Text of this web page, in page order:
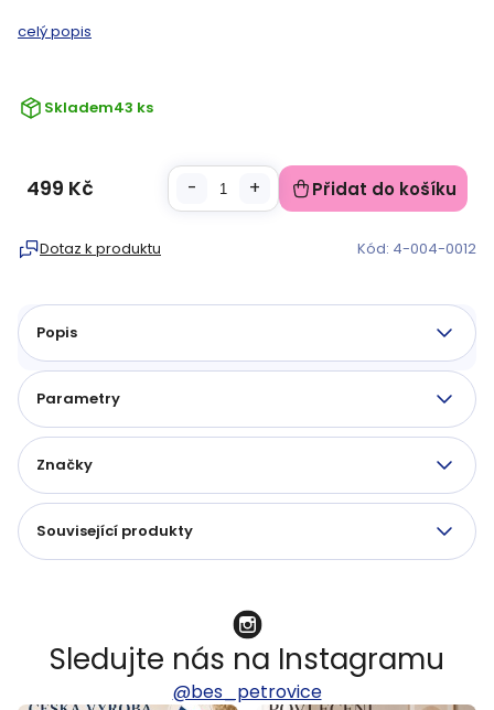
Skladem43 ks
celý popis
Dotaz k produktu Kód: 4-004-0012
499 Kč Přidat do košíku
Popis
Parametry
Značky
Související produkty
Sledujte nás na Instagramu
@bes_petrovice